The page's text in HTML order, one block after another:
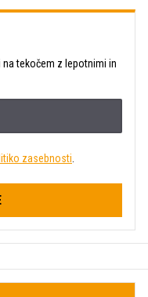
na tekočem z lepotnimi in
zasebnosti